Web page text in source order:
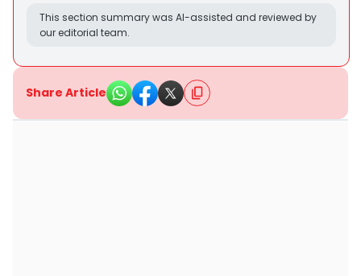
This section summary was AI-assisted and reviewed by
our editorial team.
Share Article